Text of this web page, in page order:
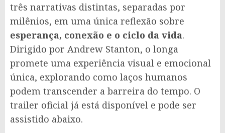
três narrativas distintas, separadas por
milênios, em uma única reflexão sobre
esperança, conexão e o ciclo da vida.
Dirigido por Andrew Stanton, o longa
promete uma experiência visual e emocional
única, explorando como laços humanos
podem transcender a barreira do tempo. O
trailer oficial já está disponível e pode ser
assistido abaixo.